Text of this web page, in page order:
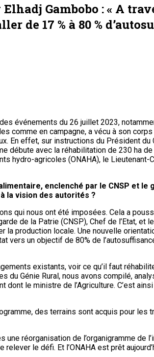
Gambobo : « A
de 17 % à 80 %
événements du 26 juillet 2023,
comme en campagne, a vécu à son
effet, sur instructions du Président du
débute avec la réhabilitation de 230 ha
hydro-agricoles (ONAHA), le
enclenché par le CNSP et
la vision des autorités ?
qui nous ont été imposées. Cela a
de la Patrie (CNSP), Chef de l’Etat, et
production locale. Une nouvelle
un objectif de 80% de
existants, voir ce qu’il faut
Génie Rural, nous avons compilé,
le ministre de l’Agriculture. C’est
des terrains sont acquis pour les
réorganisation de l’organigramme de
le défi. Et l’ONAHA est prêt